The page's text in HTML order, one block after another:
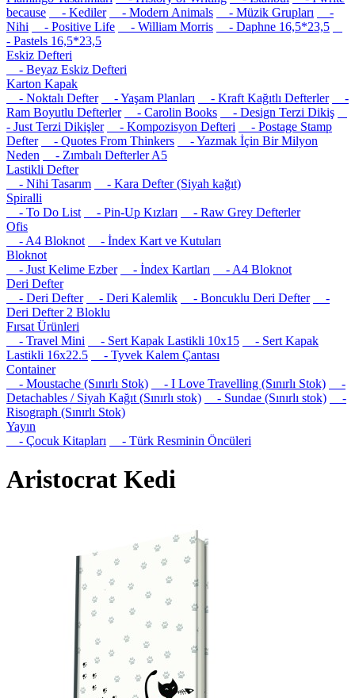
because
- Kediler - Modern Animals - Müzik Grupları
-
Nihi
- Positive Life - William Morris
- Daphne 16,5*23,5
- Pastels 16,5*23,5
Eskiz Defteri
- Beyaz Eskiz Defteri
Karton Kapak
- Noktalı Defter
- Yaşam Planları - Kraft Kağıtlı Defterler
-
Ram Boyutlu Defterler
- Carolin Books
- Design Terzi Dikiş
- Just Terzi Dikişler
- Kompozisyon Defteri
- Postage Stamp
Defter
- Quotes From Thinkers
- Yazmak İçin Bir Milyon
Neden
- Zımbalı Defterler A5
Lastikli Defter
- Nihi Tasarım
- Kara Defter (Siyah kağıt)
Spiralli
- To Do List
- Pin-Up Kızları
- Raw Grey Defterler
Ofis
- A4 Bloknot
- İndex Kart ve Kutuları
Bloknot
- Just Kelime Ezber
- İndex Kartları
- A4 Bloknot
Deri Defter
- Deri Defter
- Deri Kalemlik - Boncuklu Deri Defter
-
Deri Defter 2 Bloklu
Fırsat Ürünleri
- Travel Mini
- Sert Kapak Lastikli 10x15
- Sert Kapak
Lastikli 16x22.5
- Tyvek Kalem Çantası
Container
- Moustache (Sınırlı Stok)
- I Love Travelling (Sınırlı Stok)
-
Detachables / Siyah Kağıt (Sınırlı stok)
- Sundae (Sınırlı stok)
-
Risograph (Sınırlı Stok)
Yayın
- Çocuk Kitapları
- Türk Resminin Öncüleri
Aristocrat Kedi